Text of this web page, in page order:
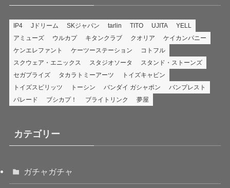
IP4 Jドリーム SKジャパン tarlin TITO UJITA
YELL
アミューズ
ウルカプ キタンクラブ クオリア
ケイカンパニー
ケンエレファント
ケーツーステーション
コトフル
スクウェア・エニックス
スタジオソータ
スタンド・ストーンズ
セガプライズ
タカラトミーアーツ
トイズキャビン
トイズスピリッツ
トーシン バンダイ ガシャポン
バンプレスト
パレード
ブシカプ！ ブライトリンク 夢屋
カテゴリー
ガチャガチャ